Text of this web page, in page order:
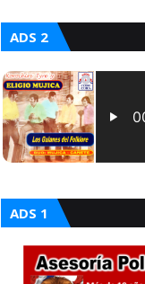
ADS 2
ADS 1